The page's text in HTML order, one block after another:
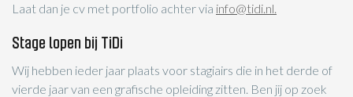
Laat dan je cv met portfolio achter via info@tidi.nl.
Stage lopen bij TiDi
Wij hebben ieder jaar plaats voor stagiairs die in het derde of
vierde jaar van een grafische opleiding zitten. Ben jij op zoek